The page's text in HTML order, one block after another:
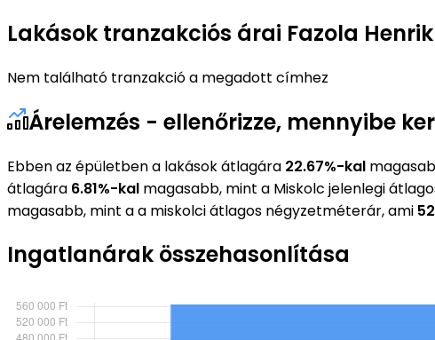
Lakások tranzakciós árai Fazola
Nem található tranzakció a megadott címhez
Árelemzés - ellenőrizze, mennyibe
Ebben az épületben a lakások átlagára 22.67%-kal
átlagára 6.81%-kal magasabb, mint a Miskolc jelenlegi
magasabb, mint a a miskolci átlagos négyzetméterár, ami
Ingatlanárak összehasonlítása